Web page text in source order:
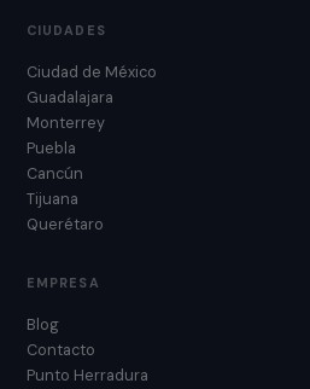
CIUDADES
Ciudad de México
Guadalajara
Monterrey
Puebla
Cancún
Tijuana
Querétaro
EMPRESA
Blog
Contacto
Punto Herradura